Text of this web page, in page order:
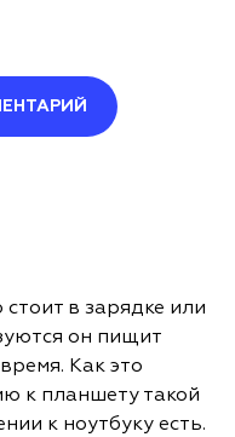
в зарядке или
он пищит
Как это
к планшету такой
к ноутбуку есть.